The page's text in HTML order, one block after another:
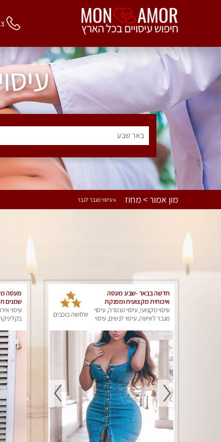
באר שבע
מון אמור > מחוז x עיסוי מגבר לגבר
חדשה בבאר -שבע מעסה
איכותית מקצועית ומפנקת
עיסוי מקצועי, עיסוי טנטרה, עיסוי
מגבר לאישה, עיסוי לנשים, עיסוי
שלושה כוכבים
מעסה
שמנים
עיסוי